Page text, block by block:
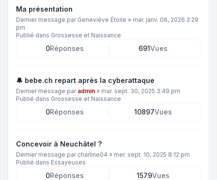
Ma présentation
Dernier message par Geneviève Étoile » mar. janv. 06, 2026 2:29
pm
Publié dans Grossesse et Naissance
0Réponses 691Vues
🔔 bebe.ch repart après la cyberattaque
Dernier message par admin » mar. sept. 30, 2025 3:49 pm
Publié dans Grossesse et Naissance
0Réponses 10897Vues
Concevoir à Neuchâtel ?
Dernier message par charline04 » mer. sept. 10, 2025 8:12 pm
Publié dans Essayeuses
0Réponses 1579Vues